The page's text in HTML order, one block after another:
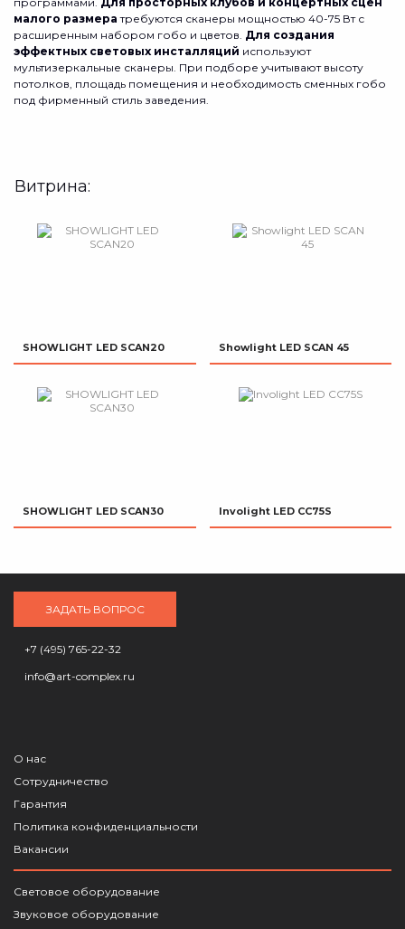
малого размера требуются сканеры мощностью 40-75 Вт с
расширенным набором гобо и цветов. Для создания
эффектных световых инсталляций используют
мультизеркальные сканеры. При подборе учитывают высоту
потолков, площадь помещения и необходимость сменных гобо
под фирменный стиль заведения.
Витрина:
SHOWLIGHT LED SCAN20 Showlight LED SCAN 45
SHOWLIGHT LED SCAN30 Involight LED CC75S
ЗАДАТЬ ВОПРОС
+7 (495) 765-22-32
info@art-complex.ru
О нас
Сотрудничество
Гарантия
Политика конфиденциальности
Вакансии
Световое оборудование
Звуковое оборудование